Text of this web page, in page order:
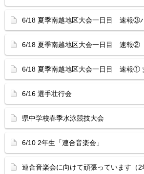
6/18 夏季南越地区大会一日目 速報③
6/18 夏季南越地区大会一日目 速報
6/18 夏季南越地区大会一日目 速報①
6/16 選手壮行会
県中学校春季水泳競技大会
6/10 2年生「連合音楽会」
連合音楽会に向けて頑張っています（2